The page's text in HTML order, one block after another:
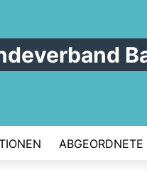
ABGEORDNETE